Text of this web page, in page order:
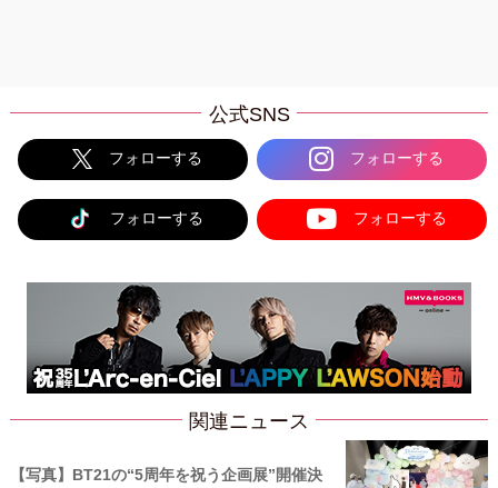
公式SNS
フォローする フォローする
フォローする フォローする
関連ニュース
【写真】BT21の“5周年を祝う企画展”開催決